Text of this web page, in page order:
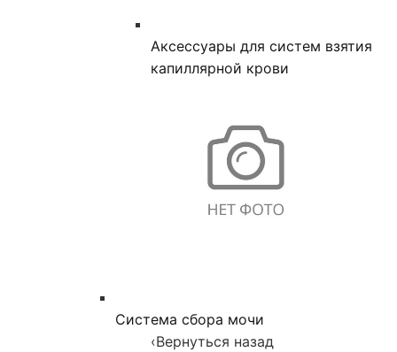
Аксессуары для систем взятия
капиллярной крови
Система сбора мочи
‹Вернуться назад